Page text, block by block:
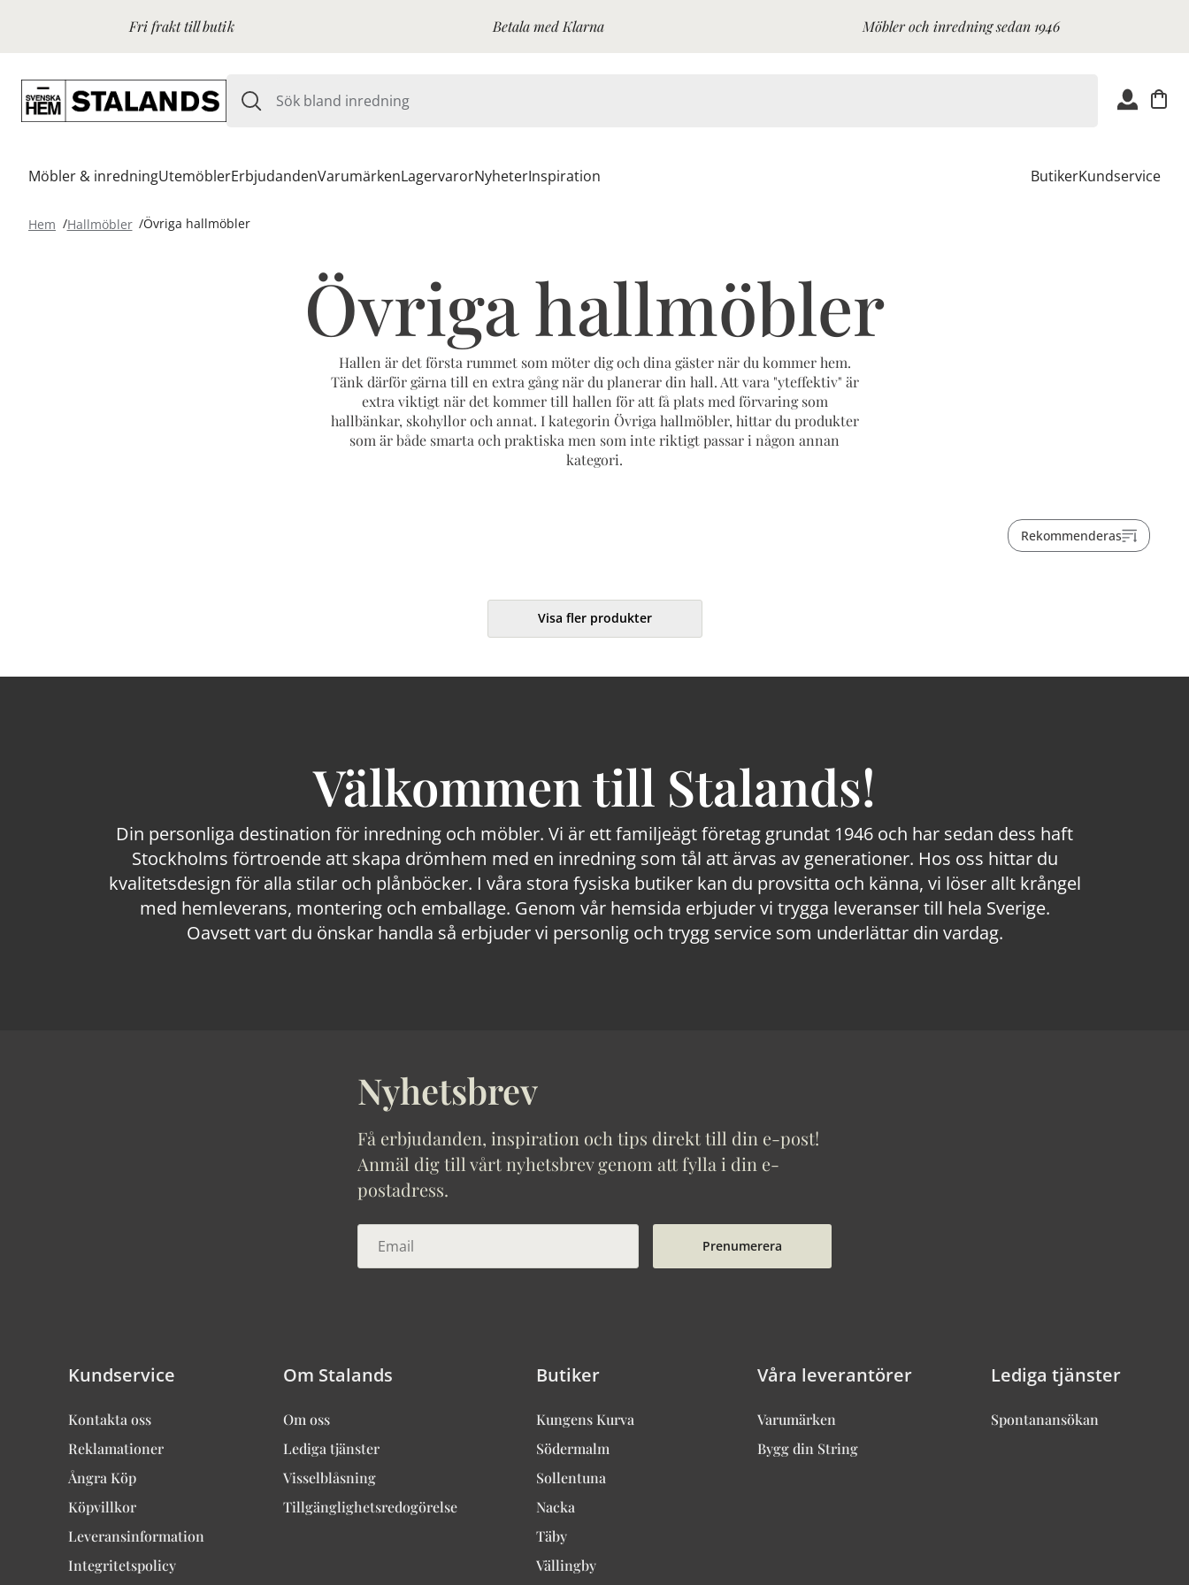
Fri frakt till butik Betala med Klarna Möbler och inredning sedan 1946
Möbler & inredningUtemöblerErbjudandenVarumärkenLagervarorNyheterInspiration ButikerKundservice
Hem Hallmöbler Övriga hallmöbler
Övriga hallmöbler
Hallen är det första rummet som möter dig och dina gäster när du kommer hem.
Tänk därför gärna till en extra gång när du planerar din hall. Att vara "yteffektiv" är
extra viktigt när det kommer till hallen för att få plats med förvaring som
hallbänkar, skohyllor och annat. I kategorin Övriga hallmöbler, hittar du produkter
som är både smarta och praktiska men som inte riktigt passar i någon annan
kategori.
Rekommenderas
Visa fler produkter
Välkommen till Stalands!
Din personliga destination för inredning och möbler. Vi är ett familjeägt företag grundat 1946 och har sedan dess haft
Stockholms förtroende att skapa drömhem med en inredning som tål att ärvas av generationer. Hos oss hittar du
kvalitetsdesign för alla stilar och plånböcker. I våra stora fysiska butiker kan du provsitta och känna, vi löser allt krångel
med hemleverans, montering och emballage. Genom vår hemsida erbjuder vi trygga leveranser till hela Sverige.
Oavsett vart du önskar handla så erbjuder vi personlig och trygg service som underlättar din vardag.
Nyhetsbrev
Få erbjudanden, inspiration och tips direkt till din e-post!
Anmäl dig till vårt nyhetsbrev genom att fylla i din e-
postadress.
Prenumerera
Kundservice
Kontakta oss
Reklamationer
Ångra Köp
Köpvillkor
Leveransinformation
Integritetspolicy
Om Stalands
Om oss
Lediga tjänster
Visselblåsning
Tillgänglighetsredogörelse
Butiker
Kungens Kurva
Södermalm
Sollentuna
Nacka
Täby
Vällingby
Våra leverantörer
Varumärken
Bygg din String
Lediga tjänster
Spontanansökan